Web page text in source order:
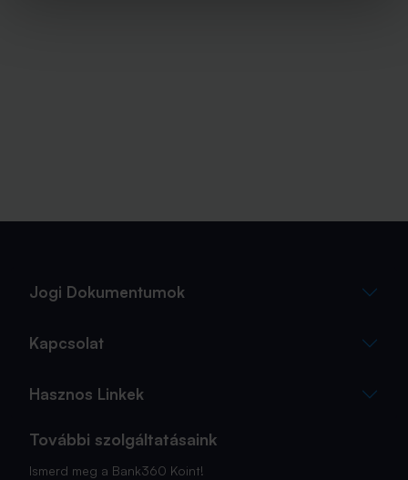
Jogi Dokumentumok
Kapcsolat
Hasznos Linkek
További szolgáltatásaink
Ismerd meg a Bank360 Koint!